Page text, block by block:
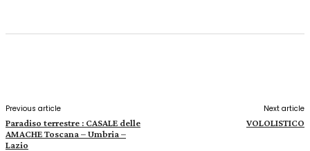
Previous article
Paradiso terrestre : CASALE delle
AMACHE Toscana – Umbria –
Lazio
Next article
VOLOLISTICO